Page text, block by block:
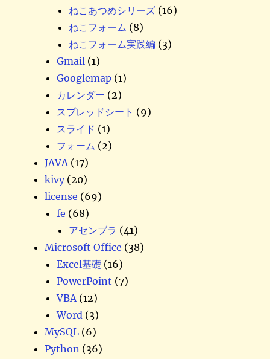
ねこあつめシリーズ (16)
ねこフォーム (8)
ねこフォーム実践編 (3)
Gmail (1)
Googlemap (1)
カレンダー (2)
スプレッドシート (9)
スライド (1)
フォーム (2)
JAVA(17)
kivy(20)
license (69)
fe (68)
アセンブラ (41)
Microsoft Office (38)
Excel基礎 (16)
PowerPoint (7)
VBA(12)
Word (3)
MySQL (6)
Python (36)